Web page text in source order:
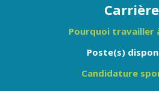
Pourquoi travailler
Poste(s)
Candidature